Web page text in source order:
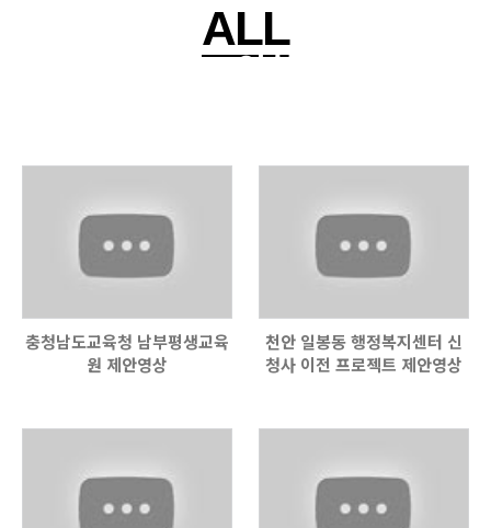
3D영상
ALL
충청남도교육청 남부평생교육
원 제안영상
천안 일봉동 행정복지센터 신
청사 이전 프로젝트 제안영상